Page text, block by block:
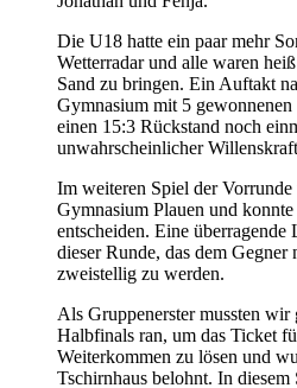
Die U18 hatte ein paar mehr
Wetterradar und alle waren
Sand zu bringen. Ein Auftakt
Gymnasium mit 5
einen 15:3 Rückstand noch
unwahrscheinlicher
Im weiteren Spiel der
Gymnasium Plauen und
entscheiden. Eine
dieser Runde, das dem Gegner
zweistellig zu werden.
Als Gruppenerster mussten wir
Halbfinals ran, um das Ticket
Weiterkommen zu lösen und
Tschirnhaus belohnt. In